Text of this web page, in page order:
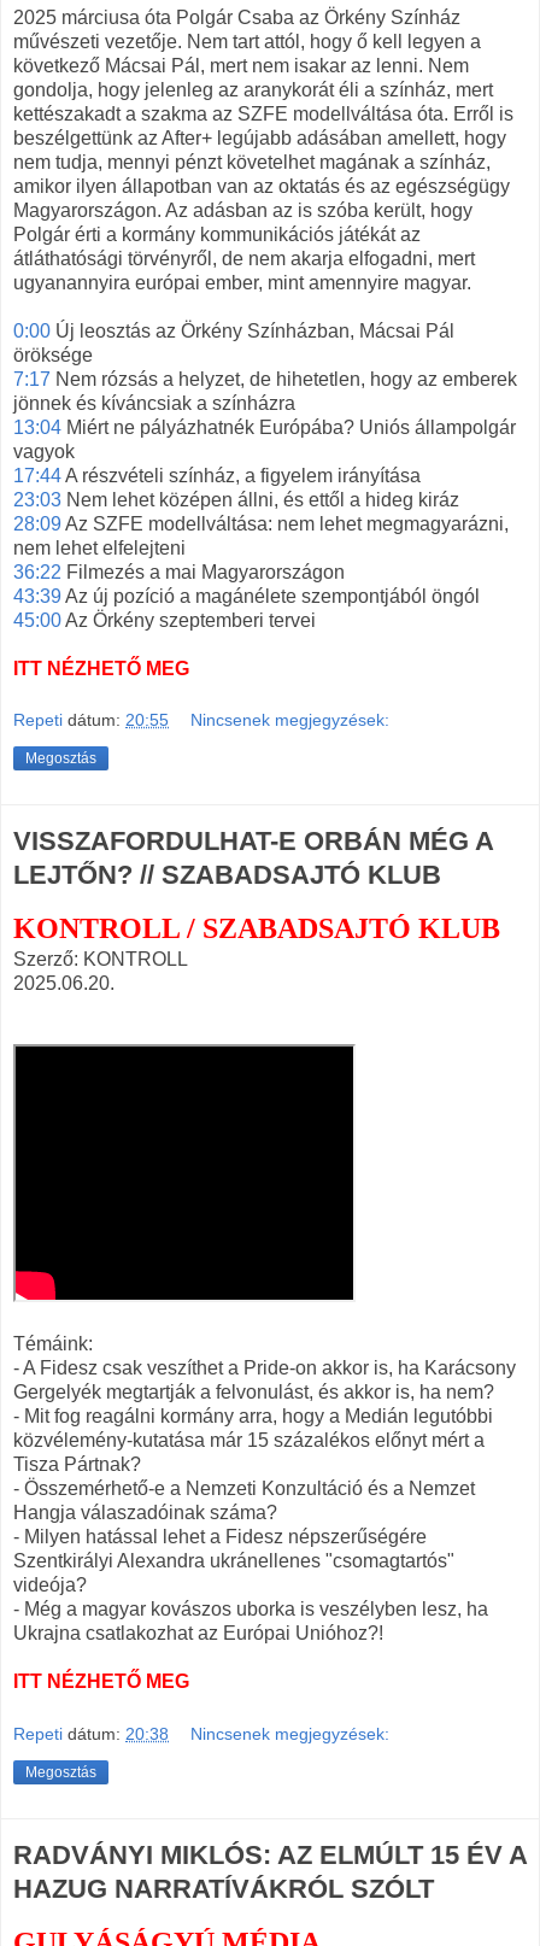
2025 márciusa óta Polgár Csaba az Örkény Színház
művészeti vezetője. Nem tart attól, hogy ő kell legyen a
következő Mácsai Pál, mert nem isakar az lenni. Nem
gondolja, hogy jelenleg az aranykorát éli a színház, mert
kettészakadt a szakma az SZFE modellváltása óta. Erről is
beszélgettünk az After+ legújabb adásában amellett, hogy
nem tudja, mennyi pénzt követelhet magának a színház,
amikor ilyen állapotban van az oktatás és az egészségügy
Magyarországon. Az adásban az is szóba került, hogy
Polgár érti a kormány kommunikációs játékát az
átláthatósági törvényről, de nem akarja elfogadni, mert
ugyanannyira európai ember, mint amennyire magyar.
0:00 Új leosztás az Örkény Színházban, Mácsai Pál
öröksége
7:17 Nem rózsás a helyzet, de hihetetlen, hogy az emberek
jönnek és kíváncsiak a színházra
13:04 Miért ne pályázhatnék Európába? Uniós állampolgár
vagyok
17:44A részvételi színház, a figyelem irányítása
23:03 Nem lehet középen állni, és ettől a hideg kiráz
28:09Az SZFE modellváltása: nem lehet megmagyarázni,
nem lehet elfelejteni
36:22 Filmezés a mai Magyarországon
43:39Az új pozíció a magánélete szempontjából öngól
45:00Az Örkény szeptemberi tervei
ITT NÉZHETŐ MEG
Repeti dátum: 20:55 Nincsenek megjegyzések:
Megosztás
VISSZAFORDULHAT-E ORBÁN MÉG A
LEJTŐN? // SZABADSAJTÓ KLUB
KONTROLL / SZABADSAJTÓ KLUB
Szerző: KONTROLL
2025.06.20.
Témáink:
- A Fidesz csak veszíthet a Pride-on akkor is, ha Karácsony
Gergelyék megtartják a felvonulást, és akkor is, ha nem?
- Mit fog reagálni kormány arra, hogy a Medián legutóbbi
közvélemény-kutatása már 15 százalékos előnyt mért a
Tisza Pártnak?
- Összemérhető-e a Nemzeti Konzultáció és a Nemzet
Hangja válaszadóinak száma?
- Milyen hatással lehet a Fidesz népszerűségére
Szentkirályi Alexandra ukránellenes "csomagtartós"
videója?
- Még a magyar kovászos uborka is veszélyben lesz, ha
Ukrajna csatlakozhat az Európai Unióhoz?!
ITT NÉZHETŐ MEG
Repeti dátum: 20:38 Nincsenek megjegyzések:
Megosztás
RADVÁNYI MIKLÓS: AZ ELMÚLT 15 ÉV A
HAZUG NARRATÍVÁKRÓL SZÓLT